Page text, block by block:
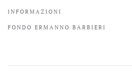
INFORMAZIONI
FONDO ERMANNO BARBIERI